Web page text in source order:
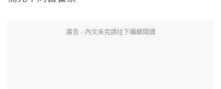
廣告 - 內文未完請往下繼續閱讀